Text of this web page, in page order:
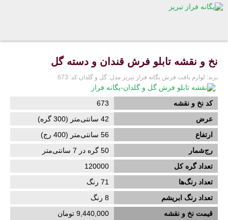
نخ و نقشه تابلو فرش قندان و دسته گل
برند: لوازم بافت فرش یگانه فراز تبریز مدل: گل و گلدان کد: 673
کد نخ و نقشه
673
عرض
42 سانتی‌متر (300 گره)
ارتفاع
56 سانتی‌متر (400 رج)
رج‌شمار
50 گره در 7 سانتی‌متر
تعداد گره کل
120000
تعداد رنگ‌ها
71 رنگ
تعداد رنگ ابریشم
8 رنگ
قیمت نخ و نقشه
9,440,000 تومان